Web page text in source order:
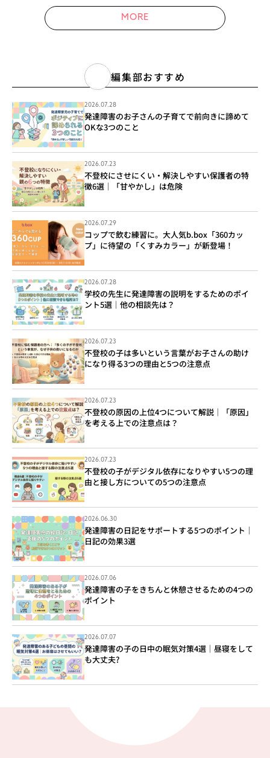
MORE
編集部おすすめ
2026.07.28
発達障害のお子さんの子育てで前向きに諦めて
OKな3つのこと
2026.07.23
不登校にさせにくい・解決しやすい保護者の特
徴6選｜「甘やかし」は危険
2026.07.29
コップで飲む練習に。大人気b.box「360カッ
プ」に待望の「くすみカラー」が新登場！
2026.07.28
学校の先生に発達障害の説明をするためのポイ
ント5選｜他の相談先は？
2026.07.23
不登校の子は多いという言葉がお子さんの助け
になり得る3つの理由と5つの注意点
2026.07.23
不登校の原因の上位4つについて解説｜「原因」
を考える上での注意点は？
2026.07.23
不登校の子がデジタル依存になりやすい5つの理
由と接し方についての5つの注意点
2026.06.30
発達障害の日記をサポートする5つのポイント｜
日記の効果3選
2026.07.06
発達障害の子をきちんと休憩させるための4つの
ポイント
2026.07.07
発達障害の子の日中の眠気対策4選｜昼寝をして
も大丈夫?